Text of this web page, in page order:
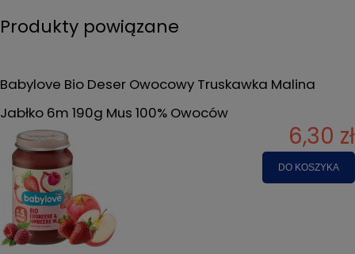
Produkty powiązane
Babylove Bio Deser Owocowy Truskawka Malina
Jabłko 6m 190g Mus 100% Owoców
6,30 zł
DO KOSZYKA